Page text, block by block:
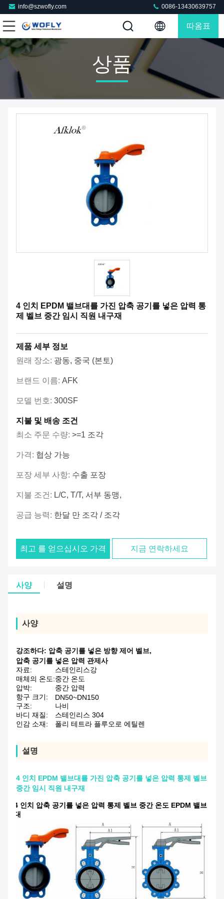
info@szwofly.com 0086-13430639757
따옴표
상품
4 인치 EPDM 밸브대를 가진 압축 공기를 넣은 압력 통
제 벨브 중간 임시 직원 내구재
제품 세부 정보
원래 장소: 광동, 중국 (본토)
브랜드 이름: AFK
모델 번호: 300SF
지불 및 배송 조건
최소 주문 수량: >=1 조각
가격: 협상 가능
포장 세부 사항: 수출 포장
지불 조건: L/C, T/T, 서부 동맹,
공급 능력: 한달 만 조각 / 조각
최고 를 얻으십시오 가격 지금 연락하세요
사양 설명
사양
강조하다: 압축 공기를 넣은 방향 제어 벨브,
압축 공기를 넣은 압력 관제사
자료:
스테인리스강
매체의 온도:중간 온도
압박:
중간 압력
항구 크기:
DN50~DN150
구조:
나비
바디 재질:
스테인리스 304
인감 소재:
폴리 테트라 플루오로 에틸렌
설명
4 인치 EPDM 밸브대를 가진 압축 공기를 넣은 압력 통제 벨브
중간 임시 직원 내구재
4 인치 압축 공기를 넣은 압력 통제 벨브 중간 온도 EPDM 밸브
대